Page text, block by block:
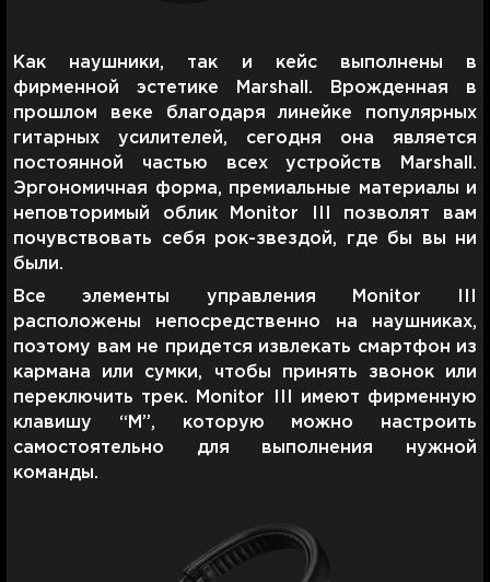
Как наушники, так и кейс выполнены в
фирменной эстетике Marshall. Врожденная в
прошлом веке благодаря линейке популярных
гитарных усилителей, сегодня она является
постоянной частью всех устройств Marshall.
Эргономичная форма, премиальные материалы и
неповторимый облик Monitor III позволят вам
почувствовать себя рок-звездой, где бы вы ни
были.
Все элементы управления Monitor III
расположены непосредственно на наушниках,
поэтому вам не придется извлекать смартфон из
кармана или сумки, чтобы принять звонок или
переключить трек. Monitor III имеют фирменную
клавишу “M”, которую можно настроить
самостоятельно для выполнения нужной
команды.